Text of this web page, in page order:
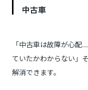
中古車
「中古車は故障が心配
ていたかわからない」
解消できます。